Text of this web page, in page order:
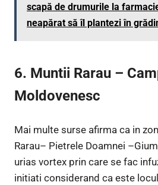
scapă de drumurile la
neapărat să îl plantezi în
6. Muntii Rarau –
Moldovenesc
Mai multe surse afirma ca in
Rarau– Pietrele Doamnei
urias vortex prin care se fac
initiati considerand ca este